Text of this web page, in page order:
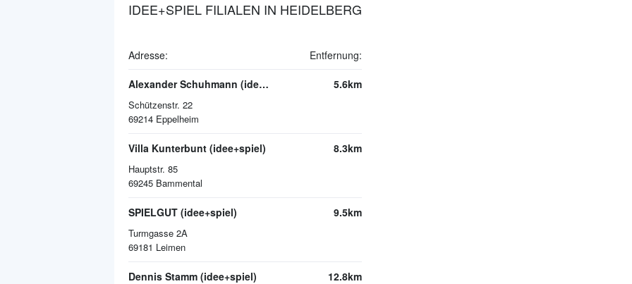
IDEE+SPIEL FILIALEN IN HEIDELBERG
Adresse: Entfernung:
Alexander Schuhmann (idee+spiel)
Schützenstr. 22
69214 Eppelheim
5.6km
Villa Kunterbunt (idee+spiel)
Hauptstr. 85
69245 Bammental
8.3km
SPIELGUT (idee+spiel)
Turmgasse 2A
69181 Leimen
9.5km
Dennis Stamm (idee+spiel) 12.8km